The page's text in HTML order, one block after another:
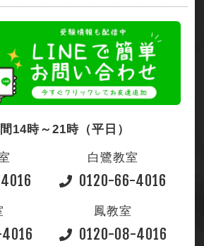
14時～21時（平日）
白鷺教室
0120-66-4016
鳳教室
0120-08-4016